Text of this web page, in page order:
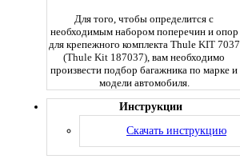
Для того, чтобы определится с
необходимым набором поперечин и опор
для крепежного комплекта Thule KIT 7037
(Thule Kit 187037) , вам необходимо
произвести подбор багажника по марке и
модели автомобиля.
Инструкции
Скачать инструкцию